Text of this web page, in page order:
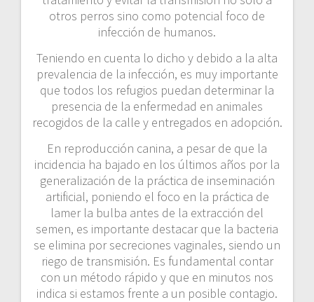
otros perros sino como potencial foco de
infección de humanos.
Teniendo en cuenta lo dicho y debido a la alta
prevalencia de la infección, es muy importante
que todos los refugios puedan determinar la
presencia de la enfermedad en animales
recogidos de la calle y entregados en adopción.
En reproducción canina, a pesar de que la
incidencia ha bajado en los últimos años por la
generalización de la práctica de inseminación
artificial, poniendo el foco en la práctica de
lamer la bulba antes de la extracción del
semen, es importante destacar que la bacteria
se elimina por secreciones vaginales, siendo un
riego de transmisión. Es fundamental contar
con un método rápido y que en minutos nos
indica si estamos frente a un posible contagio.